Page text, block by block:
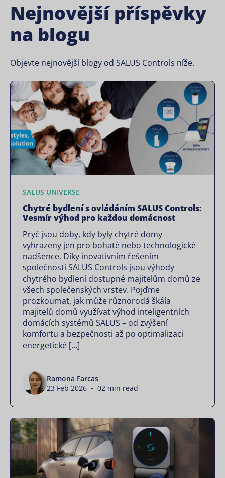
Nejnovější příspěvky
na blogu
Objevte nejnovější blogy od SALUS Controls níže.
SALUS UNIVERSE
Chytré bydlení s ovládáním SALUS Controls:
Vesmír výhod pro každou domácnost
Pryč jsou doby, kdy byly chytré domy
vyhrazeny jen pro bohaté nebo technologické
nadšence. Díky inovativním řešením
společnosti SALUS Controls jsou výhody
chytrého bydlení dostupné majitelům domů ze
všech společenských vrstev. Pojďme
prozkoumat, jak může různorodá škála
majitelů domů využívat výhod inteligentních
domácích systémů SALUS – od zvýšení
komfortu a bezpečnosti až po optimalizaci
energetické […]
Ramona Farcas
23 Feb 2026 • 02 min read